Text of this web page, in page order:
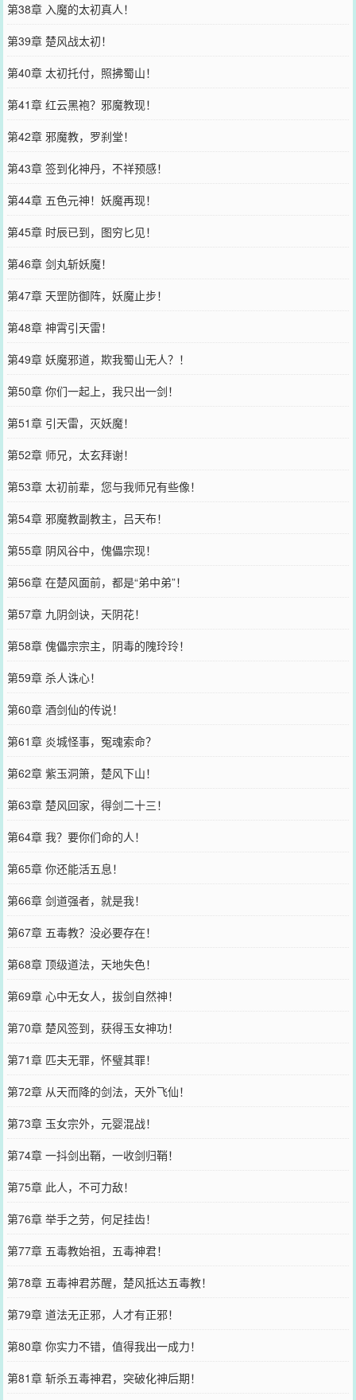
第38章 入魔的太初真人！
第39章 楚风战太初！
第40章 太初托付，照拂蜀山！
第41章 红云黑袍？邪魔教现！
第42章 邪魔教，罗刹堂！
第43章 签到化神丹，不祥预感！
第44章 五色元神！妖魔再现！
第45章 时辰已到，图穷匕见！
第46章 剑丸斩妖魔！
第47章 天罡防御阵，妖魔止步！
第48章 神霄引天雷！
第49章 妖魔邪道，欺我蜀山无人？！
第50章 你们一起上，我只出一剑！
第51章 引天雷，灭妖魔！
第52章 师兄，太玄拜谢！
第53章 太初前辈，您与我师兄有些像！
第54章 邪魔教副教主，吕天布！
第55章 阴风谷中，傀儡宗现！
第56章 在楚风面前，都是“弟中弟”！
第57章 九阴剑诀，天阴花！
第58章 傀儡宗宗主，阴毒的隗玲玲！
第59章 杀人诛心！
第60章 酒剑仙的传说！
第61章 炎城怪事，冤魂索命？
第62章 紫玉洞箫，楚风下山！
第63章 楚风回家，得剑二十三！
第64章 我？要你们命的人！
第65章 你还能活五息！
第66章 剑道强者，就是我！
第67章 五毒教？没必要存在！
第68章 顶级道法，天地失色！
第69章 心中无女人，拔剑自然神！
第70章 楚风签到，获得玉女神功！
第71章 匹夫无罪，怀璧其罪！
第72章 从天而降的剑法，天外飞仙！
第73章 玉女宗外，元婴混战！
第74章 一抖剑出鞘，一收剑归鞘！
第75章 此人，不可力敌！
第76章 举手之劳，何足挂齿！
第77章 五毒教始祖，五毒神君！
第78章 五毒神君苏醒，楚风抵达五毒教！
第79章 道法无正邪，人才有正邪！
第80章 你实力不错，值得我出一成力！
第81章 斩杀五毒神君，突破化神后期！